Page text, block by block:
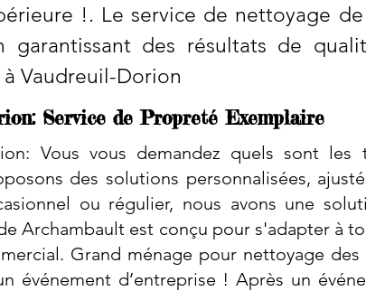
!. Le service de nettoyage
des résultats de
Vaudreuil-Dorion
Service de Propreté Exemplaire
Vous vous demandez quels sont
des solutions personnalisées,
ou régulier, nous avons une
Archambault est conçu pour s'adapter à
Grand ménage pour nettoyage des
événement d’entreprise ! Après un